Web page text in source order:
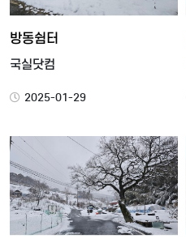
방동쉼터
국실닷컴
2025-01-29